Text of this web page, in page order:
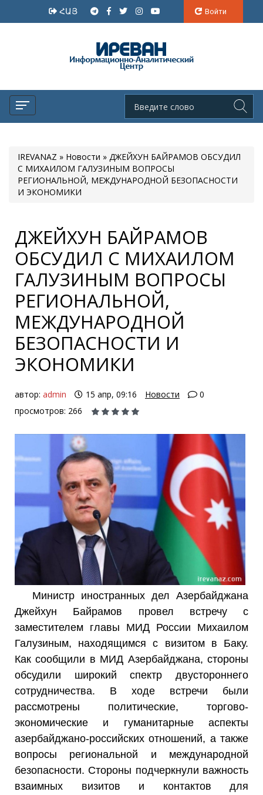
ՀԱՅ Войти
IREVANAZ » Новости » ДЖЕЙХУН БАЙРАМОВ ОБСУДИЛ
С МИХАИЛОМ ГАЛУЗИНЫМ ВОПРОСЫ
РЕГИОНАЛЬНОЙ, МЕЖДУНАРОДНОЙ БЕЗОПАСНОСТИ
И ЭКОНОМИКИ
ДЖЕЙХУН БАЙРАМОВ
ОБСУДИЛ С МИХАИЛОМ
ГАЛУЗИНЫМ ВОПРОСЫ
РЕГИОНАЛЬНОЙ,
МЕЖДУНАРОДНОЙ
БЕЗОПАСНОСТИ И
ЭКОНОМИКИ
автор: admin 15 апр, 09:16 Новости
0
просмотров: 266
Министр иностранных дел Азербайджана
Джейхун Байрамов провел встречу с
заместителем главы МИД России Михаилом
Галузиным, находящимся с визитом в Баку.
Как сообщили в МИД Азербайджана, стороны
обсудили широкий спектр двустороннего
сотрудничества. В ходе встречи были
рассмотрены политические, торгово-
экономические и гуманитарные аспекты
азербайджано-российских отношений, а также
вопросы региональной и международной
безопасности. Стороны подчеркнули важность
взаимных визитов и контактов для